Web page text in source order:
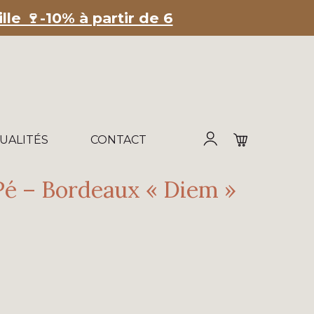
🍷-10% à partir de 6
CONTACT
– Bordeaux « Diem »